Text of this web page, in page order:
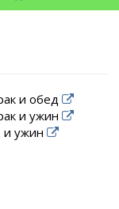
и обед
и ужин
и ужин